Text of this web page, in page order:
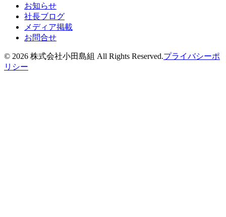
お知らせ
社長ブログ
メディア掲載
お問合せ
© 2026 株式会社小田島組 All Rights Reserved.プライバシーポ
リシー